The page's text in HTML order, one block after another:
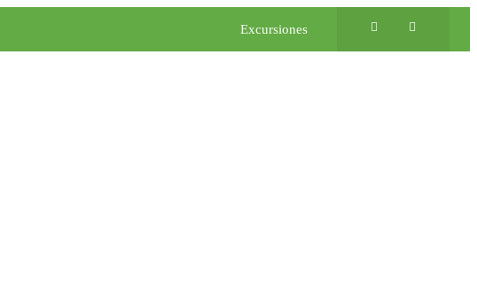
Excursiones